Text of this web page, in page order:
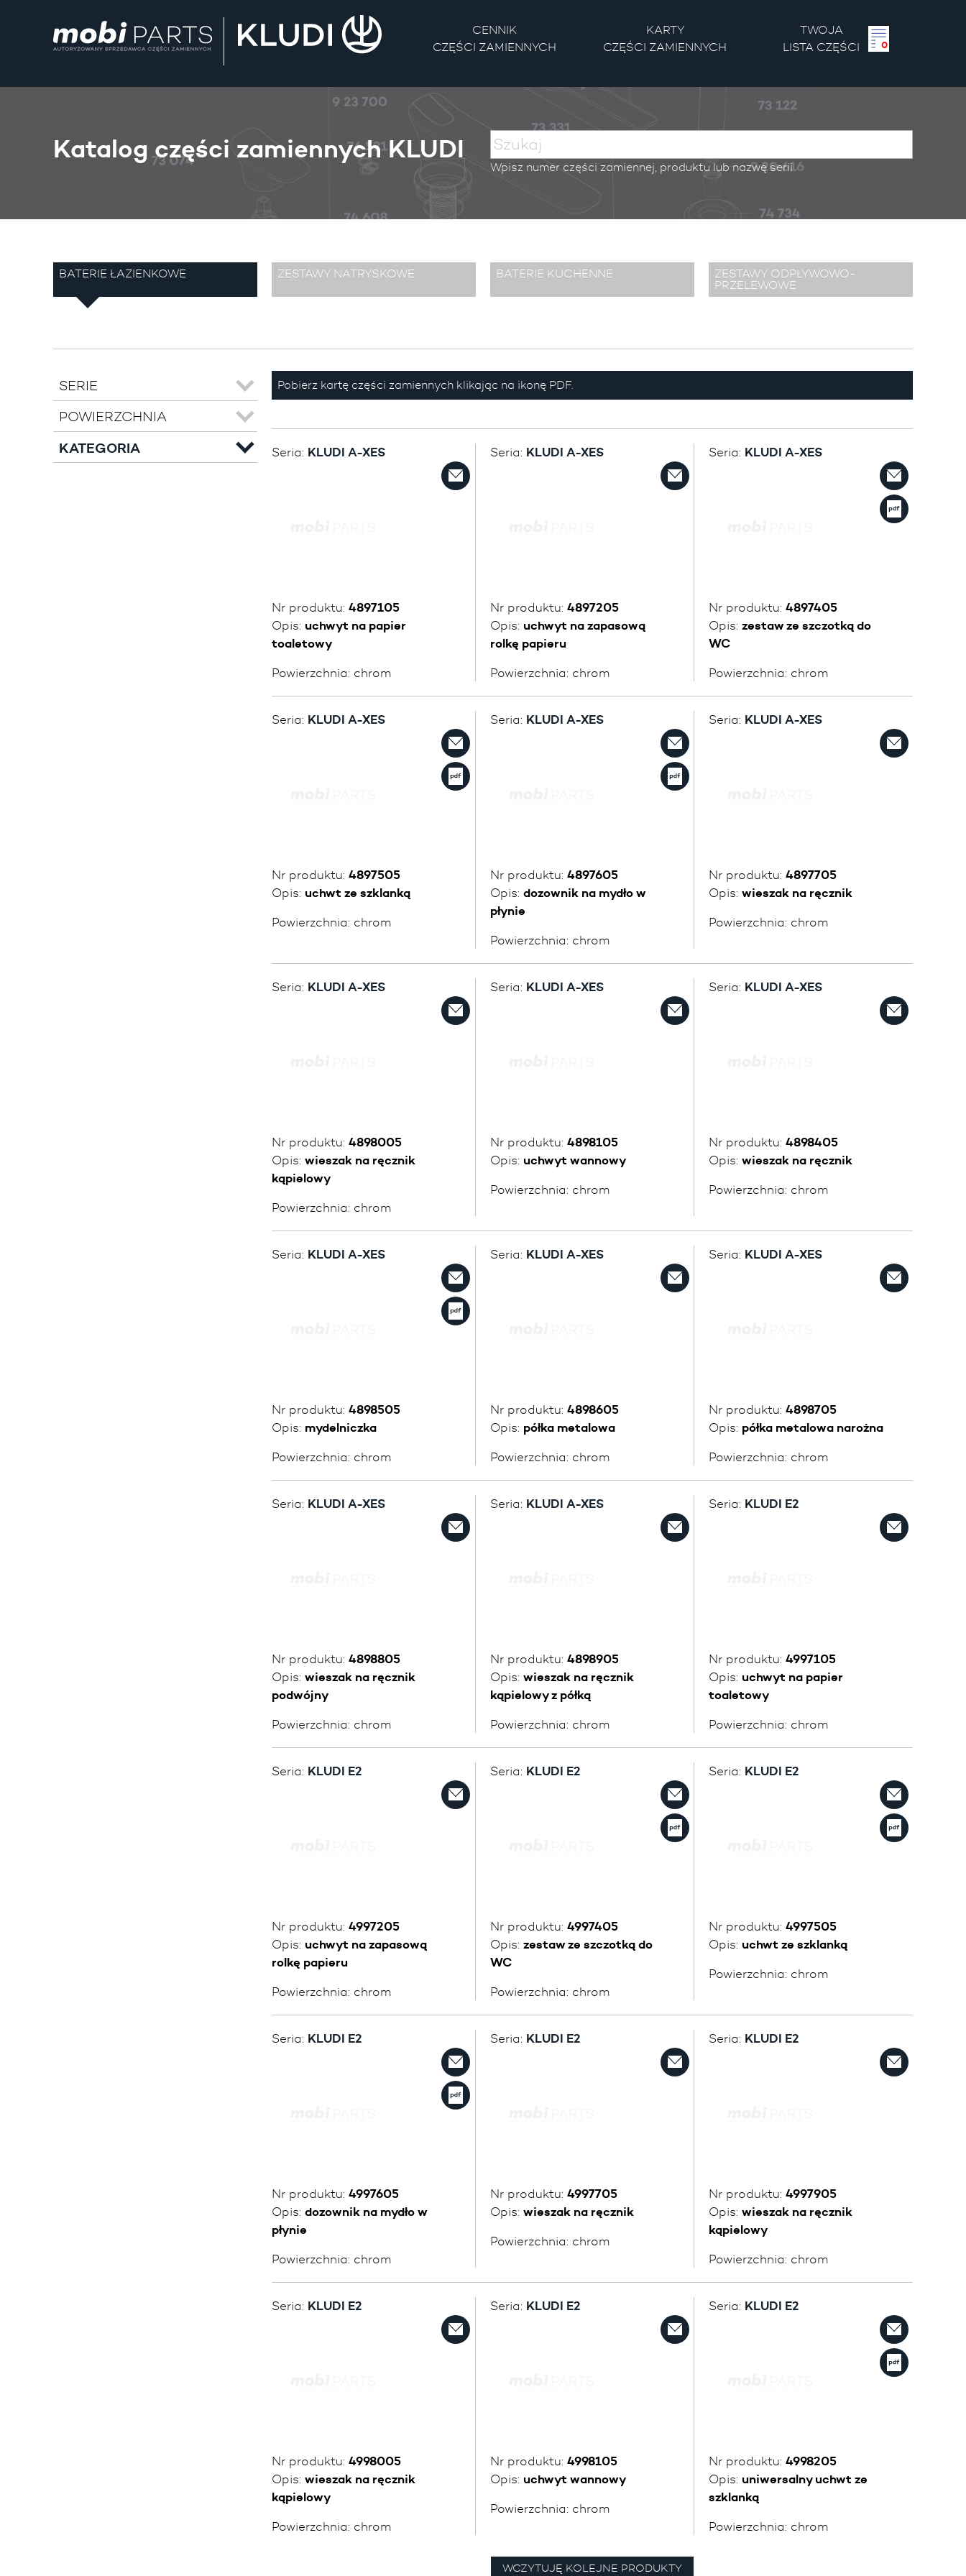
CENNIK
CZĘŚCI ZAMIENNYCH
KARTY
CZĘŚCI ZAMIENNYCH
TWOJA
LISTA CZĘŚCI 0
Katalog części zamiennych KLUDI
Wpisz numer części zamiennej, produktu lub nazwę serii
BATERIE ŁAZIENKOWE ZESTAWY NATRYSKOWE BATERIE KUCHENNE
ZESTAWY ODPŁYWOWO-
PRZELEWOWE
SERIE
POWIERZCHNIA
KATEGORIA
Pobierz kartę części zamiennych klikając na ikonę PDF.
Seria: KLUDI A-XES
Nr produktu:4897105
Opis: uchwyt na papier
toaletowy
Powierzchnia: chrom
Seria: KLUDI A-XES
Nr produktu:4897205
Opis: uchwyt na zapasową
rolkę papieru
Powierzchnia: chrom
Seria: KLUDI A-XES
Nr produktu:4897405
Opis:zestaw ze szczotką do
WC
Powierzchnia: chrom
Seria: KLUDI A-XES
Nr produktu:4897505
Opis: uchwt ze szklanką
Powierzchnia: chrom
Seria: KLUDI A-XES
Nr produktu:4897605
Opis:dozownik na mydło w
płynie
Powierzchnia: chrom
Seria: KLUDI A-XES
Nr produktu:4897705
Opis:wieszak na ręcznik
Powierzchnia: chrom
Seria: KLUDI A-XES
Nr produktu:4898005
Opis:wieszak na ręcznik
kąpielowy
Powierzchnia: chrom
Seria: KLUDI A-XES
Nr produktu:4898105
Opis: uchwyt wannowy
Powierzchnia: chrom
Seria: KLUDI A-XES
Nr produktu:4898405
Opis:wieszak na ręcznik
Powierzchnia: chrom
Seria: KLUDI A-XES
Nr produktu:4898505
Opis: mydelniczka
Powierzchnia: chrom
Seria: KLUDI A-XES
Nr produktu:4898605
Opis: półka metalowa
Powierzchnia: chrom
Seria: KLUDI A-XES
Nr produktu:4898705
Opis: półka metalowa narożna
Powierzchnia: chrom
Seria: KLUDI A-XES
Nr produktu:4898805
Opis:wieszak na ręcznik
podwójny
Powierzchnia: chrom
Seria: KLUDI A-XES
Nr produktu:4898905
Opis:wieszak na ręcznik
kąpielowy z półką
Powierzchnia: chrom
Seria: KLUDI E2
Nr produktu:4997105
Opis: uchwyt na papier
toaletowy
Powierzchnia: chrom
Seria: KLUDI E2
Nr produktu:4997205
Opis: uchwyt na zapasową
rolkę papieru
Powierzchnia: chrom
Seria: KLUDI E2
Nr produktu:4997405
Opis:zestaw ze szczotką do
WC
Powierzchnia: chrom
Seria: KLUDI E2
Nr produktu:4997505
Opis: uchwt ze szklanką
Powierzchnia: chrom
Seria: KLUDI E2
Nr produktu:4997605
Opis:dozownik na mydło w
płynie
Powierzchnia: chrom
Seria: KLUDI E2
Nr produktu:4997705
Opis:wieszak na ręcznik
Powierzchnia: chrom
Seria: KLUDI E2
Nr produktu:4997905
Opis:wieszak na ręcznik
kąpielowy
Powierzchnia: chrom
Seria: KLUDI E2
Nr produktu:4998005
Opis:wieszak na ręcznik
kąpielowy
Powierzchnia: chrom
Seria: KLUDI E2
Nr produktu:4998105
Opis: uchwyt wannowy
Powierzchnia: chrom
Seria: KLUDI E2
Nr produktu:4998205
Opis: uniwersalny uchwt ze
szklanką
Powierzchnia: chrom
WCZYTUJĘ KOLEJNE PRODUKTY